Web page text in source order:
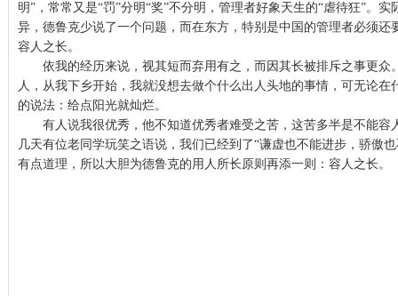
明”，常常又是“罚”分明“奖”不分明，管理者好象天生的“虐待狂”。
异，德鲁克少说了一个问题，而在东方，特别是中国的管理者必须还
容人之长。
依我的经历来说，视其短而弃用有之，而因其长被排斥之事更众
人，从我下乡开始，我就没想去做个什么出人头地的事情，可无论在
的说法：给点阳光就灿烂。
有人说我很优秀，他不知道优秀者难受之苦，这苦多半是不能容
几天有位老同学玩笑之语说，我们已经到了“谦虚也不能进步，骄傲
有点道理，所以大胆为德鲁克的用人所长原则再添一则：容人之长。